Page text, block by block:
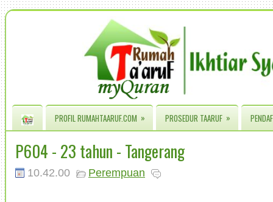
PROFIL RUMAHTAARUF.COM » PROSEDUR TAARUF »
P604 - 23 tahun - Tangerang
10.42.00 Perempuan